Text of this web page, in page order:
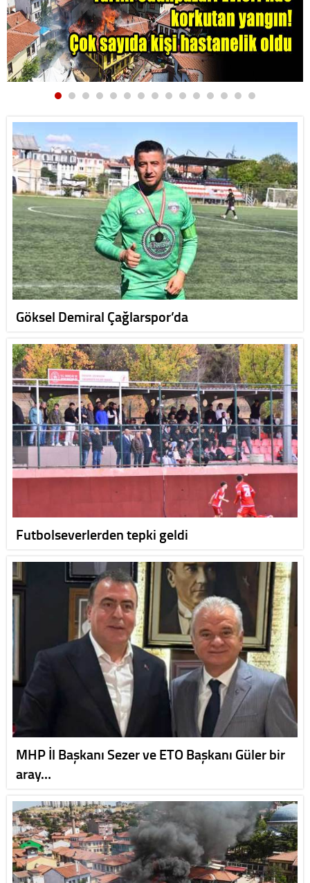
Göksel Demiral Çağlarspor’da
Futbolseverlerden tepki geldi
MHP İl Başkanı Sezer ve ETO Başkanı Güler bir
aray…